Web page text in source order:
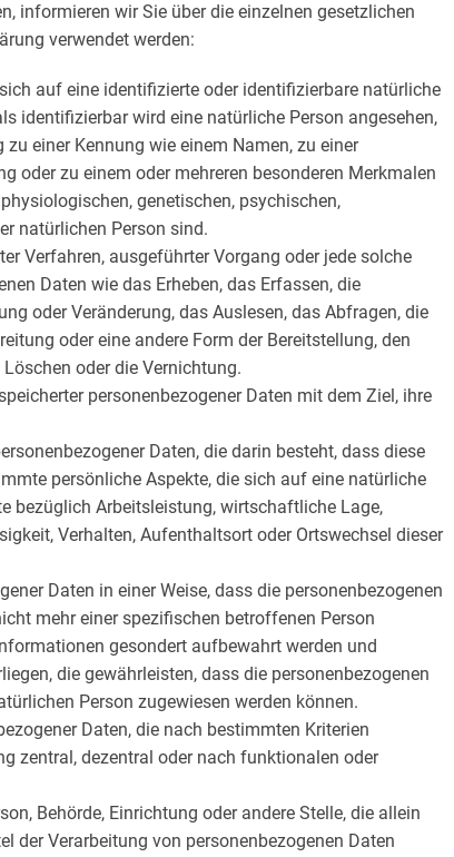
informieren wir Sie über die einzelnen gesetzlichen
verwendet werden:
auf eine identifizierte oder identifizierbare natürliche
identifizierbar wird eine natürliche Person angesehen,
einer Kennung wie einem Namen, zu einer
oder zu einem oder mehreren besonderen Merkmalen
genetischen, psychischen,
natürlichen Person sind.
Verfahren, ausgeführter Vorgang oder jede solche
Daten wie das Erheben, das Erfassen, die
oder Veränderung, das Auslesen, das Abfragen, die
oder eine andere Form der Bereitstellung, den
oder die Vernichtung.
personenbezogener Daten mit dem Ziel, ihre
Daten, die darin besteht, dass diese
persönliche Aspekte, die sich auf eine natürliche
bezüglich Arbeitsleistung, wirtschaftliche Lage,
Verhalten, Aufenthaltsort oder Ortswechsel dieser
Daten in einer Weise, dass die personenbezogenen
mehr einer spezifischen betroffenen Person
gesondert aufbewahrt werden und
die gewährleisten, dass die personenbezogenen
Person zugewiesen werden können.
Daten, die nach bestimmten Kriterien
zentral, dezentral oder nach funktionalen oder
Behörde, Einrichtung oder andere Stelle, die allein
der Verarbeitung von personenbezogenen Daten